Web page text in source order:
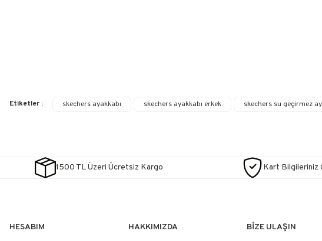
Etiketler : skechers ayakkabı skechers ayakkabı erkek skechers su geçirmez
1500 TL Üzeri Ücretsiz Kargo Kart Bilgileriniz
HESABIM HAKKIMIZDA BİZE ULAŞIN